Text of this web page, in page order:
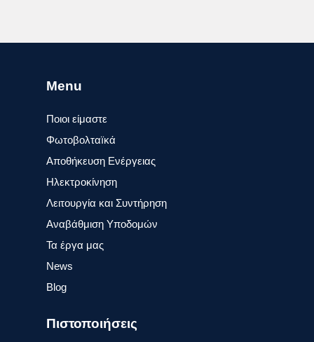
Menu
Ποιοι είμαστε
Φωτοβολταïκά​
Αποθήκευση Ενέργειας
Ηλεκτροκίνηση
Λειτουργία και Συντήρηση
Αναβάθμιση Υποδομών
Τα έργα μας
News
Blog
Πιστοποιήσεις